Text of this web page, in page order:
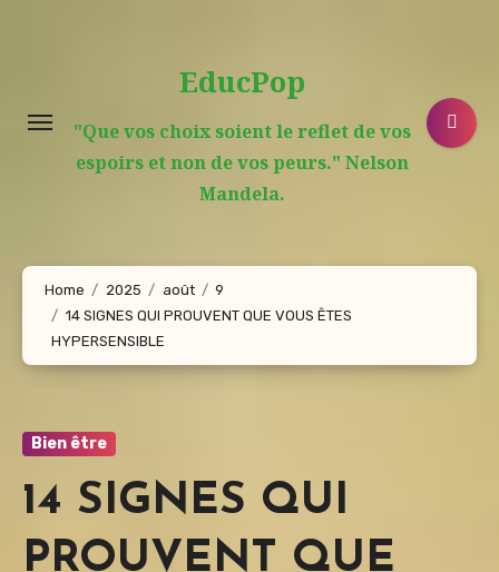
EducPop
"Que vos choix soient le reflet de vos
espoirs et non de vos peurs." Nelson
Mandela.
Home 2025 août
9
14 SIGNES QUI PROUVENT QUE VOUS ÊTES
HYPERSENSIBLE
Bien être
14 SIGNES QUI
PROUVENT QUE